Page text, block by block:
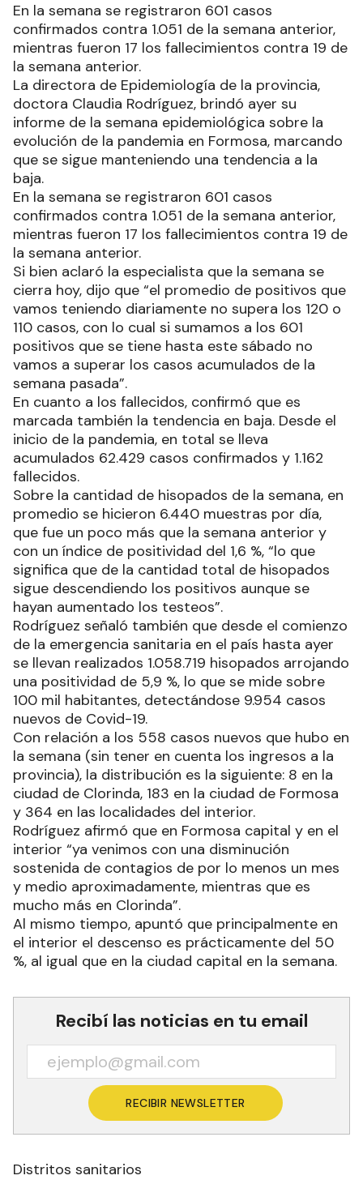
En la semana se registraron 601 casos
confirmados contra 1.051 de la semana anterior,
mientras fueron 17 los fallecimientos contra 19 de
la semana anterior.
La directora de Epidemiología de la provincia,
doctora Claudia Rodríguez, brindó ayer su
informe de la semana epidemiológica sobre la
evolución de la pandemia en Formosa, marcando
que se sigue manteniendo una tendencia a la
baja.
En la semana se registraron 601 casos
confirmados contra 1.051 de la semana anterior,
mientras fueron 17 los fallecimientos contra 19 de
la semana anterior.
Si bien aclaró la especialista que la semana se
cierra hoy, dijo que “el promedio de positivos que
vamos teniendo diariamente no supera los 120 o
110 casos, con lo cual si sumamos a los 601
positivos que se tiene hasta este sábado no
vamos a superar los casos acumulados de la
semana pasada”.
En cuanto a los fallecidos, confirmó que es
marcada también la tendencia en baja. Desde el
inicio de la pandemia, en total se lleva
acumulados 62.429 casos confirmados y 1.162
fallecidos.
Sobre la cantidad de hisopados de la semana, en
promedio se hicieron 6.440 muestras por día,
que fue un poco más que la semana anterior y
con un índice de positividad del 1,6 %, “lo que
significa que de la cantidad total de hisopados
sigue descendiendo los positivos aunque se
hayan aumentado los testeos”.
Rodríguez señaló también que desde el comienzo
de la emergencia sanitaria en el país hasta ayer
se llevan realizados 1.058.719 hisopados arrojando
una positividad de 5,9 %, lo que se mide sobre
100 mil habitantes, detectándose 9.954 casos
nuevos de Covid-19.
Con relación a los 558 casos nuevos que hubo en
la semana (sin tener en cuenta los ingresos a la
provincia), la distribución es la siguiente: 8 en la
ciudad de Clorinda, 183 en la ciudad de Formosa
y 364 en las localidades del interior.
Rodríguez afirmó que en Formosa capital y en el
interior “ya venimos con una disminución
sostenida de contagios de por lo menos un mes
y medio aproximadamente, mientras que es
mucho más en Clorinda”.
Al mismo tiempo, apuntó que principalmente en
el interior el descenso es prácticamente del 50
%, al igual que en la ciudad capital en la semana.
Recibí las noticias en tu email
RECIBIR NEWSLETTER
Distritos sanitarios